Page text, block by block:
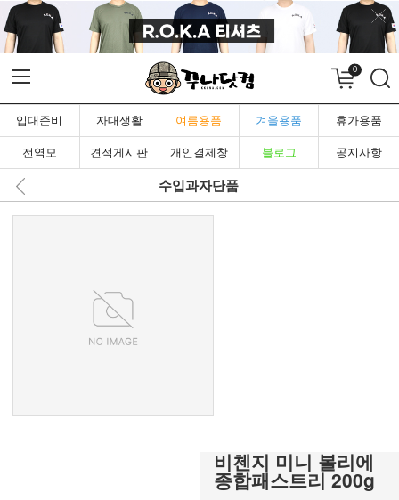
0
입대준비 자대생활 여름용품 겨울용품 휴가용품
전역모 견적게시판 개인결제창 블로그 공지사항
수입과자단품
비첸지 미니 볼리에
종합패스트리 200g